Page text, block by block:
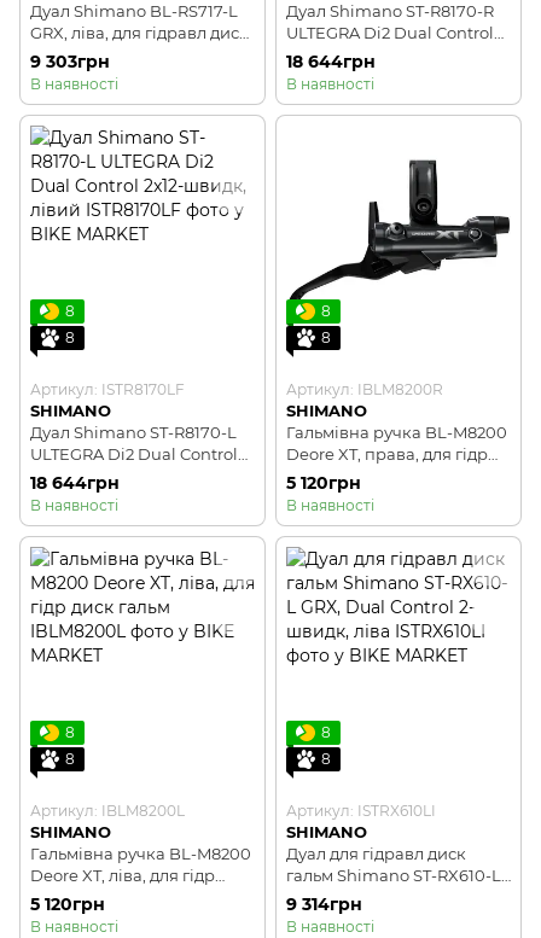
Дуал Shimano BL-RS717-L
GRX, ліва, для гідравл диск
гальм
9 303грн
В наявності
Дуал Shimano ST-R8170-R
ULTEGRA Di2 Dual Control
2x12-швидк, правий
18 644грн
В наявності
8
8
Артикул: ISTR8170LF
SHIMANO
Дуал Shimano ST-R8170-L
ULTEGRA Di2 Dual Control
2x12-швидк, лівий
18 644грн
В наявності
8
8
Артикул: IBLM8200R
SHIMANO
Гальмівна ручка BL-M8200
Deore XT, права, для гідр
диск гальм
5 120грн
В наявності
8
8
Артикул: IBLM8200L
SHIMANO
Гальмівна ручка BL-M8200
Deore XT, ліва, для гідр
диск гальм
5 120грн
В наявності
8
8
Артикул: ISTRX610LI
SHIMANO
Дуал для гідравл диск
гальм Shimano ST-RX610-L
GRX, Dual Control 2-швидк,
ліва
9 314грн
В наявності